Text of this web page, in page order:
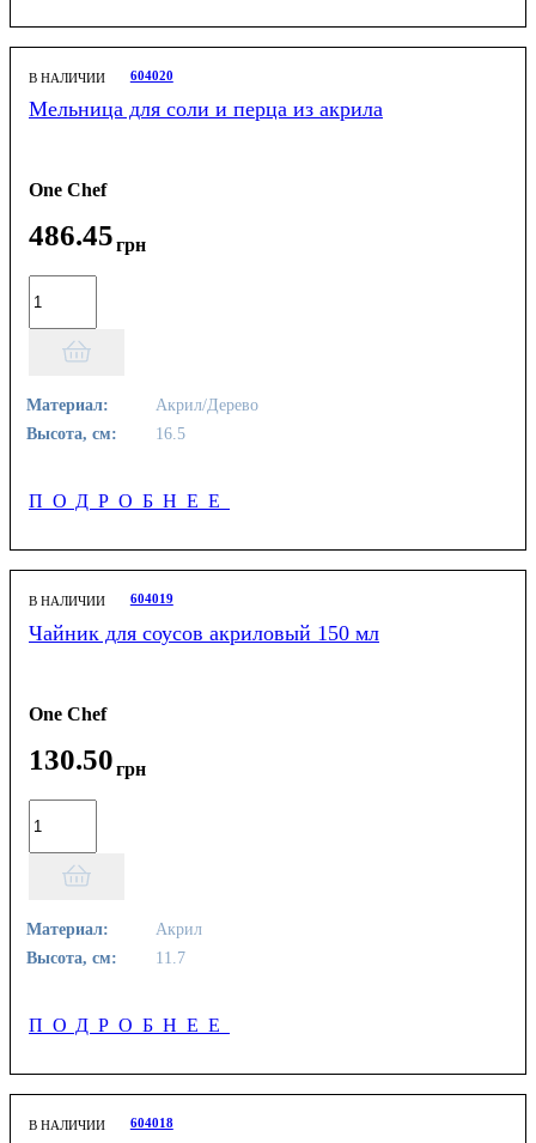
В НАЛИЧИИ 604020
Мельница для соли и перца из акрила
One Chef
486.45грн
Материал:
Акрил/Дерево
Высота, см:
16.5
ПОДРОБНЕЕ
В НАЛИЧИИ 604019
Чайник для соусов акриловый 150 мл
One Chef
130.50грн
Материал:
Акрил
Высота, см:
11.7
ПОДРОБНЕЕ
В НАЛИЧИИ 604018